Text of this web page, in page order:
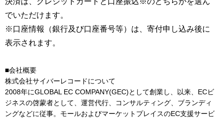
でいただけます。
※口座情報（銀行及び口座番号等）は、寄付申し込み後に
表示されます。
■会社概要
株式会社サイバーレコードについて
2008年にGLOBAL EC COMPANY(GEC)として創業し、以来、ECビ
ジネスの啓蒙者として、運営代行、コンサルティング、ブランディ
ングなどに従事。モールおよびマーケットプレイスのEC支援サービ